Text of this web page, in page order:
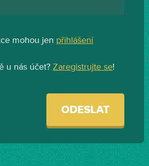
mohou jen přihlášení
u nás účet? Zaregistrujte se!
ODESLAT